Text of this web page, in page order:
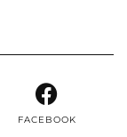
FACEBOOK